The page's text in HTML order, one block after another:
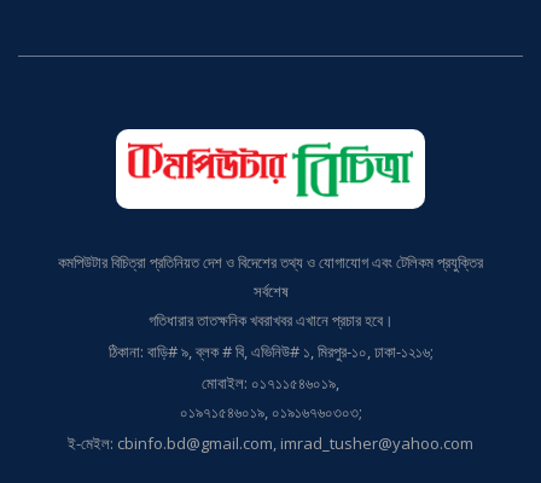
কমপিউটার বিচিত্রা প্রতিনিয়ত দেশ ও বিদেশের তথ্য ও যোগাযোগ এবং টেলিকম প্রযুক্তির
সর্বশেষ
গতিধারার তাতক্ষনিক খবরাখবর এখানে প্রচার হবে।
ঠিকানা: বাড়ি# ৯, ব্লক # বি, এভিনিউ# ১, মিরপুর-১০, ঢাকা-১২১৬;
মোবাইল: ০১৭১১৫৪৬০১৯,
০১৯৭১৫৪৬০১৯, ০১৯১৬৭৬০৩০৩;